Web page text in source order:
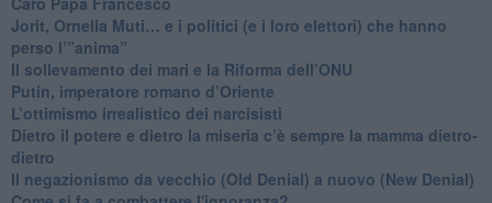
​Jorit, Ornella Muti… e i politici (e i loro elettori) che hanno
perso l’”anima”
​Il sollevamento dei mari e la Riforma dell’ONU
Putin, imperatore romano d’Oriente
​L’ottimismo irrealistico dei narcisisti
​Dietro il potere e dietro la miseria c’è sempre la mamma dietro-
dietro
Il negazionismo da vecchio (Old Denial) a nuovo (New Denial)